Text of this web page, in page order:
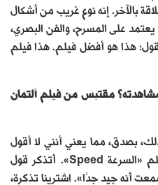
بالآخر. إنه نوع غريب من أشكال
على المسرح، والفن البصري،
هذا هو أفضل فيلم. هذا فيلم
مقتبس من فيلم ألتمان
بصدق، مما يعني أنني لا أقول
الحقيقة ، ربما اشترينا تذكرة لفيلم «السرعة Speed». أتذكر قول
أنه جيد جدًا». اشترينا تذكرة،